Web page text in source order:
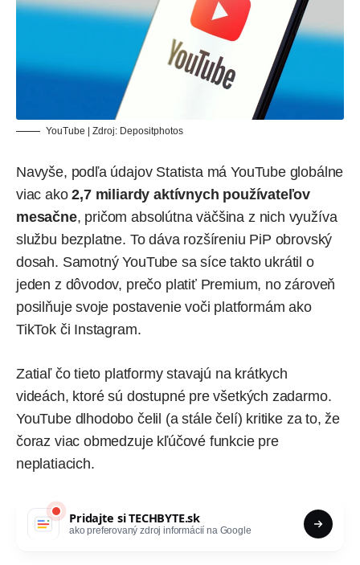
YouTube | Zdroj: Depositphotos
Navyše, podľa údajov Statista má YouTube globálne
viac ako2,7 miliardy aktívnych používateľov
mesačne, pričom absolútna väčšina z nich využíva
službu bezplatne. To dáva rozšíreniu PiP obrovský
dosah. Samotný YouTube sa síce takto ukrátil o
jeden z dôvodov, prečo platiť Premium, no zároveň
posilňuje svoje postavenie voči platformám ako
TikTok či Instagram.
Zatiaľ čo tieto platformy stavajú na krátkych
videách, ktoré sú dostupné pre všetkých zadarmo.
YouTube dlhodobo čelil (a stále čelí) kritike za to, že
čoraz viac obmedzuje kľúčové funkcie pre
neplatiacich.
Pridajte siTECHBYTE.sk
ako preferovaný zdroj informácií na Google